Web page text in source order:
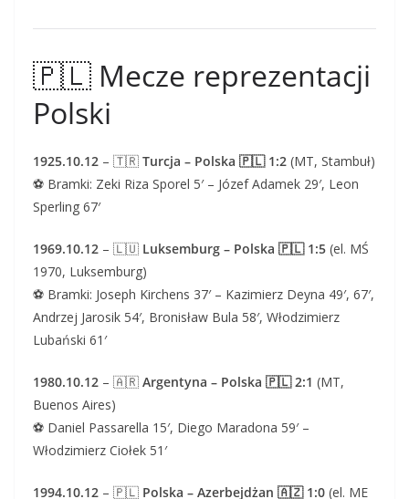
🇵🇱 Mecze reprezentacji
Polski
1925.10.12 – 🇹🇷 Turcja – Polska 🇵🇱 1:2 (MT, Stambuł)
⚽ Bramki: Zeki Riza Sporel 5′ – Józef Adamek 29′, Leon
Sperling 67′
1969.10.12 – 🇱🇺 Luksemburg – Polska 🇵🇱 1:5 (el. MŚ
1970, Luksemburg)
⚽ Bramki: Joseph Kirchens 37′ – Kazimierz Deyna 49′, 67′,
Andrzej Jarosik 54′, Bronisław Bula 58′, Włodzimierz
Lubański 61′
1980.10.12 – 🇦🇷 Argentyna – Polska 🇵🇱 2:1 (MT,
Buenos Aires)
⚽ Daniel Passarella 15′, Diego Maradona 59′ –
Włodzimierz Ciołek 51′
1994.10.12 – 🇵🇱 Polska – Azerbejdżan 🇦🇿 1:0 (el. ME